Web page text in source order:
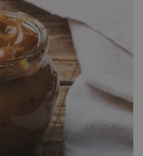
19. […]